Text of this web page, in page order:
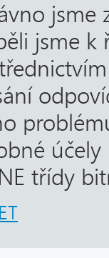
jsme
jsme k
třídy